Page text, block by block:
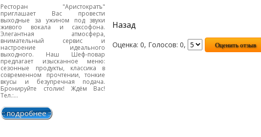
Ресторан "Аристократъ"
приглашает Вас провести
выходные за ужином под звуки
живого вокала и саксофона.
Элегантная атмосфера,
внимательный сервис и
настроение идеального
выходного. Наш Шеф-повар
предлагает изысканное меню:
сезонные продукты, классика в
современном прочтении, тонкие
вкусы и безупречная подача.
Бронируйте столик! Ждём Вас!
Тел.:...
:: подробнее ::
Назад
Оценка: 0, Голосов: 0,